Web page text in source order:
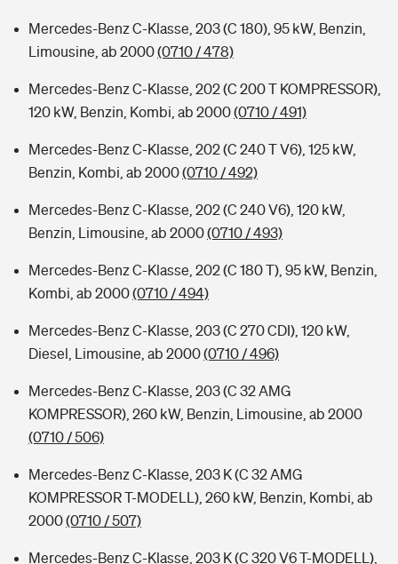
Mercedes-Benz C-Klasse, 203 (C 180), 95 kW, Benzin,
Limousine, ab 2000(0710 / 478)
Mercedes-Benz C-Klasse, 202 (C 200 T KOMPRESSOR),
120 kW, Benzin, Kombi, ab 2000(0710 / 491)
Mercedes-Benz C-Klasse, 202 (C 240 T V6), 125 kW,
Benzin, Kombi, ab 2000(0710 / 492)
Mercedes-Benz C-Klasse, 202 (C 240 V6), 120 kW,
Benzin, Limousine, ab 2000(0710 / 493)
Mercedes-Benz C-Klasse, 202 (C 180 T), 95 kW, Benzin,
Kombi, ab 2000(0710 / 494)
Mercedes-Benz C-Klasse, 203 (C 270 CDI), 120 kW,
Diesel, Limousine, ab 2000(0710 / 496)
Mercedes-Benz C-Klasse, 203 (C 32 AMG
KOMPRESSOR), 260 kW, Benzin, Limousine, ab 2000
(0710 / 506)
Mercedes-Benz C-Klasse, 203 K (C 32 AMG
KOMPRESSOR T-MODELL), 260 kW, Benzin, Kombi, ab
2000(0710 / 507)
Mercedes-Benz C-Klasse, 203 K (C 320 V6 T-MODELL),